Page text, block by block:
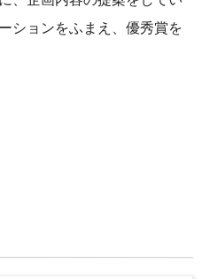
ションをふまえ、優秀賞を